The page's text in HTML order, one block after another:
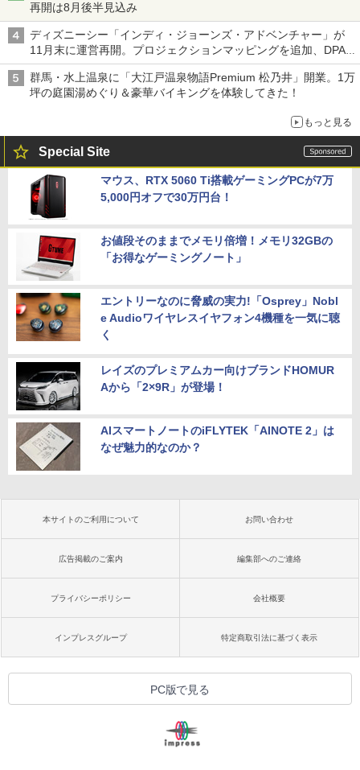
再開は8月後半見込み
ディズニーシー「インディ・ジョーンズ・アドベンチャー」が
11月末に運営再開。プロジェクションマッピングを追加、DPA
は1500円
群馬・水上温泉に「大江戸温泉物語Premium 松乃井」開業。1万
坪の庭園湯めぐり＆豪華バイキングを体験してきた！
もっと見る
Special Site
マウス、RTX 5060 Ti搭載ゲーミングPCが7万
5,000円オフで30万円台！
お値段そのままでメモリ倍増！メモリ32GBの
「お得なゲーミングノート」
エントリーなのに脅威の実力!「Osprey」Nobl
e Audioワイヤレスイヤフォン4機種を一気に聴
く
レイズのプレミアムカー向けブランドHOMUR
Aから「2×9R」が登場！
AIスマートノートのiFLYTEK「AINOTE 2」は
なぜ魅力的なのか？
本サイトのご利用について お問い合わせ
広告掲載のご案内 編集部へのご連絡
プライバシーポリシー 会社概要
インプレスグループ 特定商取引法に基づく表示
PC版で見る